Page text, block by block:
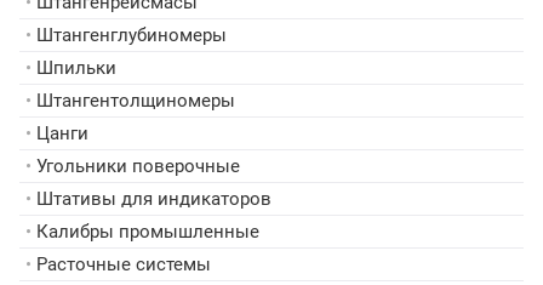
• Штангенглубиномеры
• Шпильки
• Штангентолщиномеры
• Цанги
• Угольники поверочные
• Штативы для индикаторов
• Калибры промышленные
• Расточные системы